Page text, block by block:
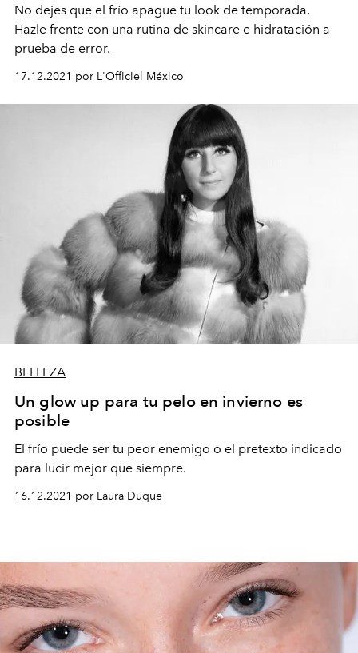
No dejes que el frío apague tu look de temporada.
Hazle frente con una rutina de skincare e hidratación a
prueba de error.
17.12.2021 por L'Officiel México
BELLEZA
Un glow up para tu pelo en invierno es
posible
El frío puede ser tu peor enemigo o el pretexto indicado
para lucir mejor que siempre.
16.12.2021 por Laura Duque